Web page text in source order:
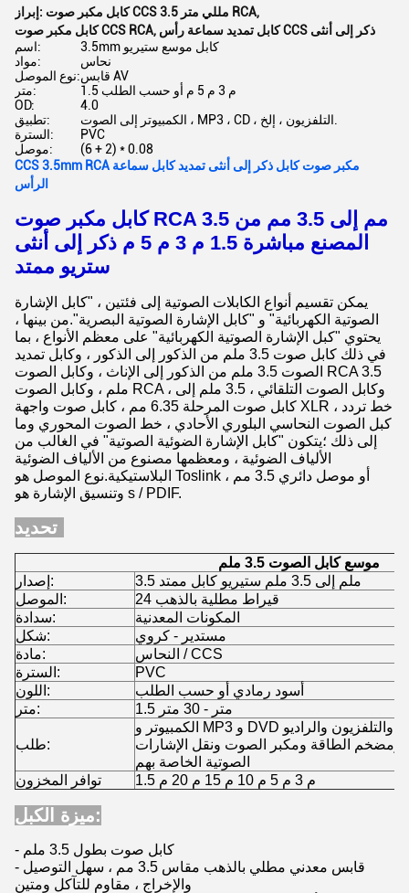
إبراز: كابل مكبر صوت CCS 3.5 مللي متر RCA,
كابل مكبر صوت CCS RCA,
كابل تمديد سماعة رأس CCS ذكر إلى أنثى
اسم:
3.5mm كابل موسع ستيريو
مواد:
نحاس
نوع الموصل:
قابس AV
متر:
1.5 م 3 م 5 م أو حسب الطلب
OD:
4.0
تطبيق:
الكمبيوتر إلى الصوت ، MP3 ، CD ، التلفزيون ، إلخ.
السترة:
PVC
موصل:
(6 + 2) * 0.08
CCS 3.5mm RCA مكبر صوت كابل ذكر إلى أنثى تمديد كابل سماعة
الرأس
كابل مكبر صوت RCA 3.5 مم إلى 3.5 مم من
المصنع مباشرة 1.5 م 3 م 5 م ذكر إلى أنثى
ستريو ممتد
يمكن تقسيم أنواع الكابلات الصوتية إلى فئتين ، "كابل الإشارة
الصوتية الكهربائية" و "كابل الإشارة الصوتية البصرية".من بينها ،
يحتوي "كبل الإشارة الصوتية الكهربائية" على معظم الأنواع ، بما
في ذلك كابل صوت 3.5 ملم من الذكور إلى الذكور ، وكابل تمديد
الصوت 3.5 ملم من الذكور إلى الإناث ، وكابل الصوت RCA 3.5
ملم ، وكابل الصوت RCA ، وكابل الصوت التلقائي ، 3.5 ملم إلى
كابل صوت المرحلة 6.35 مم ، كابل صوت واجهة XLR ، خط تردد
كبل الصوت النحاسي البلوري الأحادي ، خط الصوت المحوري وما
إلى ذلك ؛يتكون "كابل الإشارة الضوئية الصوتية" في الغالب من
الألياف الضوئية ، ومعظمها مصنوع من الألياف الضوئية
البلاستيكية.نوع الموصل هو Toslink أو موصل دائري 3.5 مم ،
وتنسيق الإشارة هو s / PDIF.
موسع كابل الصوت 3.5 ملم
إصدار:
3.5 ملم إلى 3.5 ملم ستيريو كابل ممتد
الموصل:
24 قيراط مطلية بالذهب
سدادة:
المكونات المعدنية
شكل:
مستدير - كروي
مادة:
النحاس / CCS
السترة:
PVC
اللون:
أسود رمادي أو حسب الطلب
متر:
1.5 متر - 30 متر
طلب:
الكمبيوتر و MP3 و DVD ومشغل الأقراص المضغوطة والتلفزيون والراديو
ومضخم الطاقة ومكبر الصوت ونقل الإشارات
الصوتية الخاصة بهم
توافر المخزون
1.5 م 3 م 5 م 10 م 15 م 20 م
ميزة الكبل:
- كابل صوت بطول 3.5 ملم
- قابس معدني مطلي بالذهب مقاس 3.5 مم ، سهل التوصيل
والإخراج ، مقاوم للتآكل ومتين